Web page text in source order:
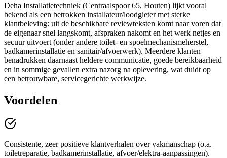
Deha Installatietechniek (Centraalspoor 65, Houten) lijkt vooral
bekend als een betrokken installateur/loodgieter met sterke
klantbeleving: uit de beschikbare reviewteksten komt naar voren dat
de eigenaar snel langskomt, afspraken nakomt en het werk netjes en
secuur uitvoert (onder andere toilet- en spoelmechanismeherstel,
badkamerinstallatie en sanitair/afvoerwerk). Meerdere klanten
benadrukken daarnaast heldere communicatie, goede bereikbaarheid
en in sommige gevallen extra nazorg na oplevering, wat duidt op
een betrouwbare, servicegerichte werkwijze.
Voordelen
Consistente, zeer positieve klantverhalen over vakmanschap (o.a.
toiletreparatie, badkamerinstallatie, afvoer/elektra-aanpassingen).